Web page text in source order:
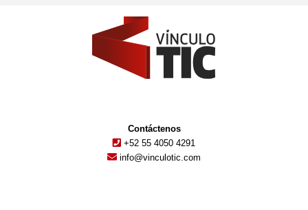
Contáctenos
+52 55 4050 4291
info@vinculotic.com